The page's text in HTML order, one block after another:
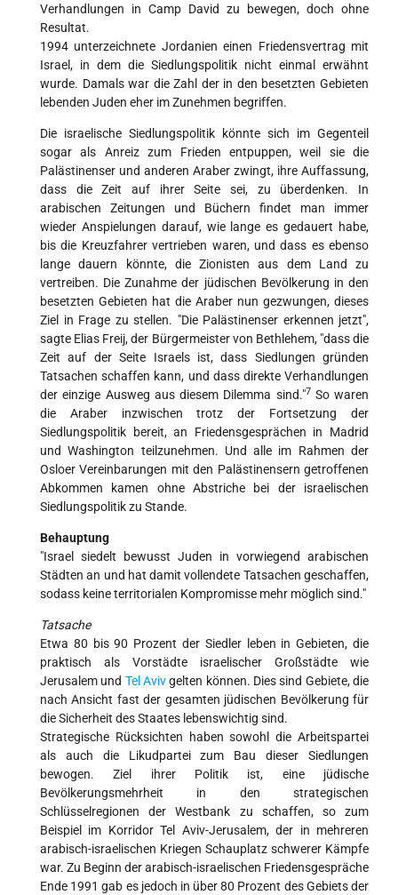
Verhandlungen in Camp David zu bewegen, doch ohne
Resultat.
1994 unterzeichnete Jordanien einen Friedensvertrag mit
Israel, in dem die Siedlungspolitik nicht einmal erwähnt
wurde. Damals war die Zahl der in den besetzten Gebieten
lebenden Juden eher im Zunehmen begriffen.
Die israelische Siedlungspolitik könnte sich im Gegenteil
sogar als Anreiz zum Frieden entpuppen, weil sie die
Palästinenser und anderen Araber zwingt, ihre Auffassung,
dass die Zeit auf ihrer Seite sei, zu überdenken. In
arabischen Zeitungen und Büchern findet man immer
wieder Anspielungen darauf, wie lange es gedauert habe,
bis die Kreuzfahrer vertrieben waren, und dass es ebenso
lange dauern könnte, die Zionisten aus dem Land zu
vertreiben. Die Zunahme der jüdischen Bevölkerung in den
besetzten Gebieten hat die Araber nun gezwungen, dieses
Ziel in Frage zu stellen. "Die Palästinenser erkennen jetzt",
sagte Elias Freij, der Bürgermeister von Bethlehem, "dass die
Zeit auf der Seite Israels ist, dass Siedlungen gründen
Tatsachen schaffen kann, und dass direkte Verhandlungen
der einzige Ausweg aus diesem Dilemma sind."7 So waren
die Araber inzwischen trotz der Fortsetzung der
Siedlungspolitik bereit, an Friedensgesprächen in Madrid
und Washington teilzunehmen. Und alle im Rahmen der
Osloer Vereinbarungen mit den Palästinensern getroffenen
Abkommen kamen ohne Abstriche bei der israelischen
Siedlungspolitik zu Stande.
Behauptung
"Israel siedelt bewusst Juden in vorwiegend arabischen
Städten an und hat damit vollendete Tatsachen geschaffen,
sodass keine territorialen Kompromisse mehr möglich sind."
Tatsache
Etwa 80 bis 90 Prozent der Siedler leben in Gebieten, die
praktisch als Vorstädte israelischer Großstädte wie
Jerusalem und Tel Avivgelten können. Dies sind Gebiete, die
nach Ansicht fast der gesamten jüdischen Bevölkerung für
die Sicherheit des Staates lebenswichtig sind.
Strategische Rücksichten haben sowohl die Arbeitspartei
als auch die Likudpartei zum Bau dieser Siedlungen
bewogen. Ziel ihrer Politik ist, eine jüdische
Bevölkerungsmehrheit in den strategischen
Schlüsselregionen der Westbank zu schaffen, so zum
Beispiel im Korridor Tel Aviv-Jerusalem, der in mehreren
arabisch-israelischen Kriegen Schauplatz schwerer Kämpfe
war. Zu Beginn der arabisch-israelischen Friedensgespräche
Ende 1991 gab es jedoch in über 80 Prozent des Gebiets der